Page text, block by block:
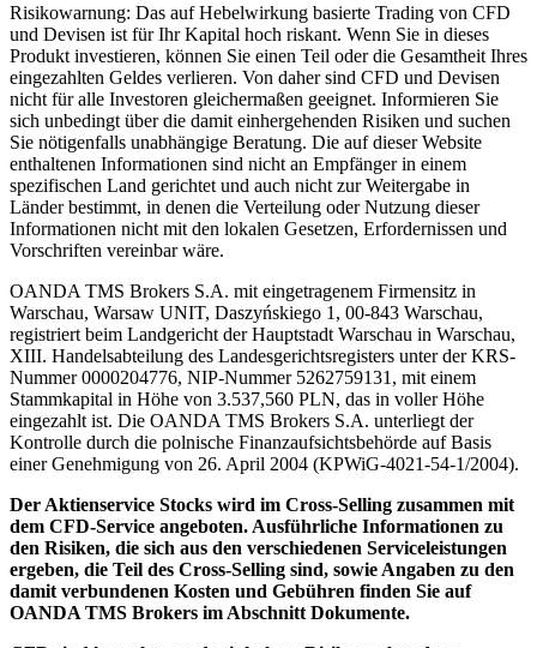
Risikowarnung: Das auf Hebelwirkung basierte Trading von CFD
und Devisen ist für Ihr Kapital hoch riskant. Wenn Sie in dieses
Produkt investieren, können Sie einen Teil oder die Gesamtheit Ihres
eingezahlten Geldes verlieren. Von daher sind CFD und Devisen
nicht für alle Investoren gleichermaßen geeignet. Informieren Sie
sich unbedingt über die damit einhergehenden Risiken und suchen
Sie nötigenfalls unabhängige Beratung. Die auf dieser Website
enthaltenen Informationen sind nicht an Empfänger in einem
spezifischen Land gerichtet und auch nicht zur Weitergabe in
Länder bestimmt, in denen die Verteilung oder Nutzung dieser
Informationen nicht mit den lokalen Gesetzen, Erfordernissen und
Vorschriften vereinbar wäre.
OANDA TMS Brokers S.A. mit eingetragenem Firmensitz in
Warschau, Warsaw UNIT, Daszyńskiego 1, 00-843 Warschau,
registriert beim Landgericht der Hauptstadt Warschau in Warschau,
XIII. Handelsabteilung des Landesgerichtsregisters unter der KRS-
Nummer 0000204776, NIP-Nummer 5262759131, mit einem
Stammkapital in Höhe von 3.537,560 PLN, das in voller Höhe
eingezahlt ist. Die OANDA TMS Brokers S.A. unterliegt der
Kontrolle durch die polnische Finanzaufsichtsbehörde auf Basis
einer Genehmigung von 26. April 2004 (KPWiG-4021-54-1/2004).
Der Aktienservice Stocks wird im Cross-Selling zusammen mit
dem CFD-Service angeboten. Ausführliche Informationen zu
den Risiken, die sich aus den verschiedenen Serviceleistungen
ergeben, die Teil des Cross-Selling sind, sowie Angaben zu den
damit verbundenen Kosten und Gebühren finden Sie auf
OANDA TMS Brokers im Abschnitt Dokumente.